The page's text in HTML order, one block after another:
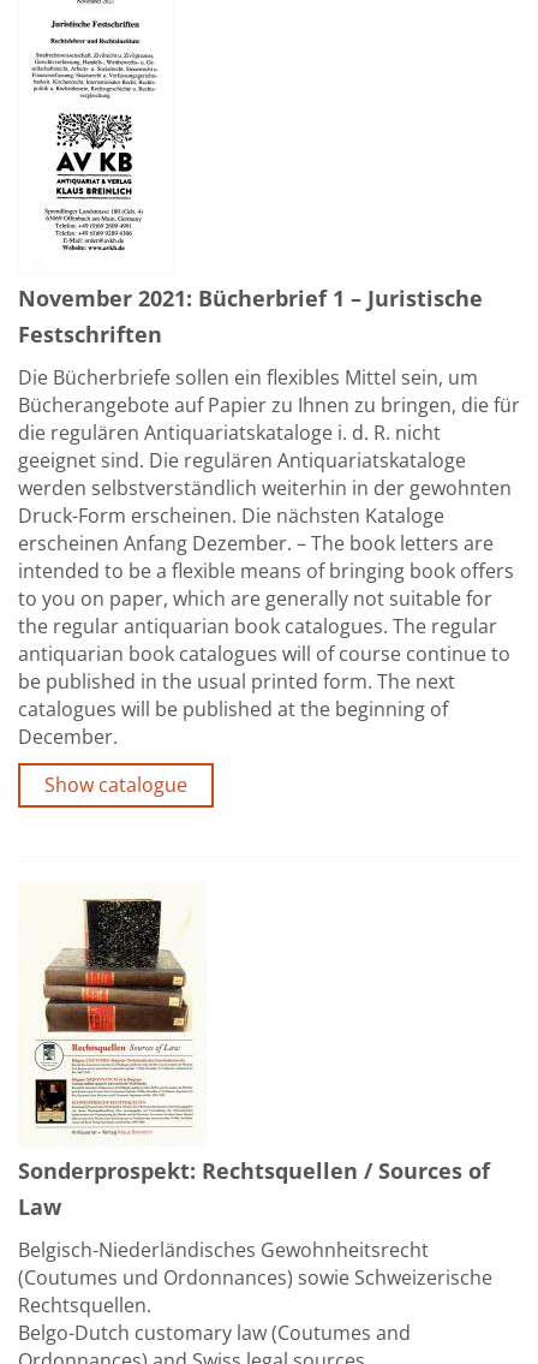
November 2021: Bücherbrief 1 – Juristische
Festschriften
Die Bücherbriefe sollen ein flexibles Mittel sein, um
Bücherangebote auf Papier zu Ihnen zu bringen, die für
die regulären Antiquariatskataloge i. d. R. nicht
geeignet sind. Die regulären Antiquariatskataloge
werden selbstverständlich weiterhin in der gewohnten
Druck-Form erscheinen. Die nächsten Kataloge
erscheinen Anfang Dezember. – The book letters are
intended to be a flexible means of bringing book offers
to you on paper, which are generally not suitable for
the regular antiquarian book catalogues. The regular
antiquarian book catalogues will of course continue to
be published in the usual printed form. The next
catalogues will be published at the beginning of
December.
Show catalogue
Sonderprospekt: Rechtsquellen / Sources of
Law
Belgisch-Niederländisches Gewohnheitsrecht
(Coutumes und Ordonnances) sowie Schweizerische
Rechtsquellen.
Belgo-Dutch customary law (Coutumes and